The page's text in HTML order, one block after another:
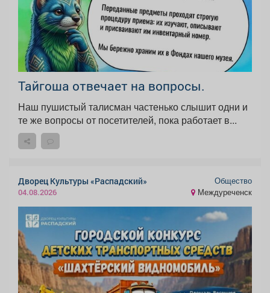
Тайгоша отвечает на вопросы.
Наш пушистый талисман частенько слышит одни и
те же вопросы от посетителей, пока работает в...
Дворец Культуры «Распадский»
04.08.2026
Общество
Междуреченск